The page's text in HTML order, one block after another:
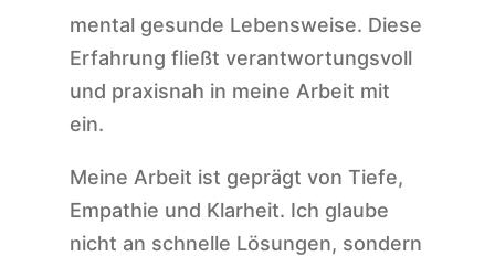
mental gesunde Lebensweise. Diese
Erfahrung fließt verantwortungsvoll
und praxisnah in meine Arbeit mit
ein.
Meine Arbeit ist geprägt von Tiefe,
Empathie und Klarheit. Ich glaube
nicht an schnelle Lösungen, sondern